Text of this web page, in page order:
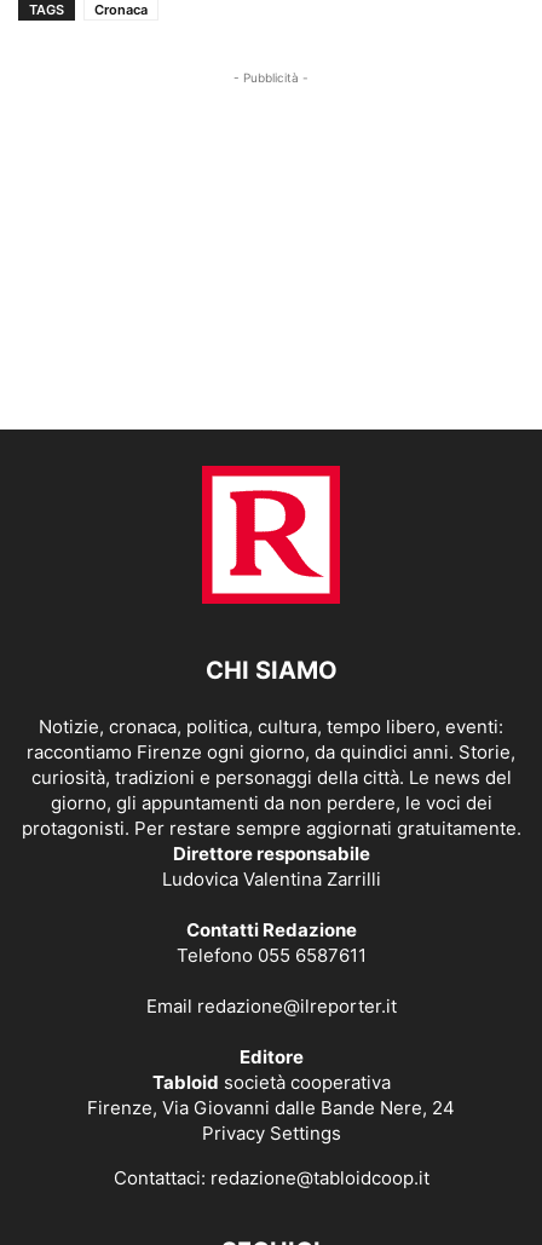
TAGS Cronaca
- Pubblicità -
CHI SIAMO
Notizie, cronaca, politica, cultura, tempo libero, eventi:
raccontiamo Firenze ogni giorno, da quindici anni. Storie,
curiosità, tradizioni e personaggi della città. Le news del
giorno, gli appuntamenti da non perdere, le voci dei
protagonisti. Per restare sempre aggiornati gratuitamente.
Direttore responsabile
Ludovica Valentina Zarrilli
Contatti Redazione
Telefono 055 6587611
Email redazione@ilreporter.it
Editore
Tabloid società cooperativa
Firenze, Via Giovanni dalle Bande Nere, 24
Privacy Settings
Contattaci: redazione@tabloidcoop.it